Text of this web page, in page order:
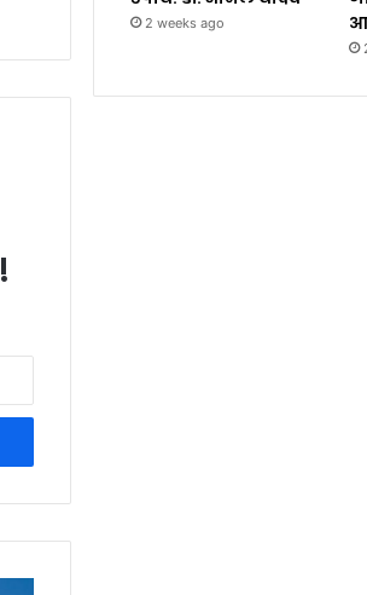
2 weeks ago